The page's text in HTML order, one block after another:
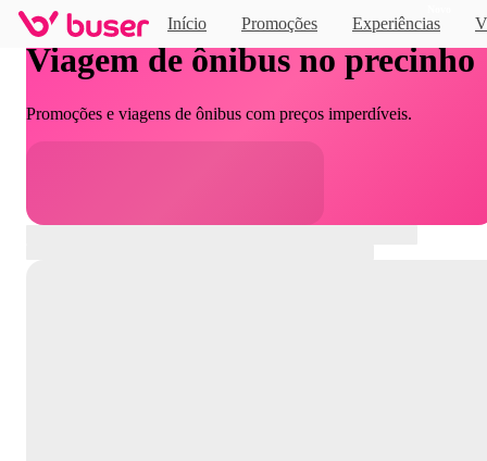
Início Promoções Experiências
Viagem de ônibus no precinho
Promoções e viagens de ônibus com preços imperdíveis.